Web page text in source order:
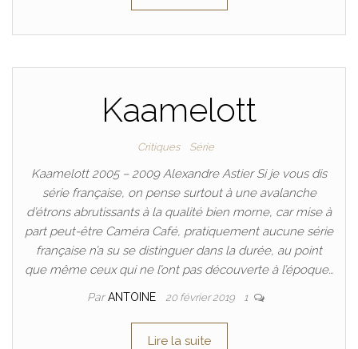
Kaamelott
Critiques Série
Kaamelott 2005 – 2009 Alexandre Astier Si je vous dis
série française, on pense surtout à une avalanche
d’étrons abrutissants à la qualité bien morne, car mise à
part peut-être Caméra Café, pratiquement aucune série
française n’a su se distinguer dans la durée, au point
que même ceux qui ne l’ont pas découverte à l’époque…
ParANTOINE 20 février 2019 1
Lire la suite